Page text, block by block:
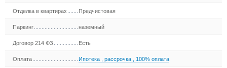
Отделка в квартирах Предчистовая
Паркинг наземный
Договор 214 ФЗ Есть
Оплата Ипотека ,рассрочка 100% оплата